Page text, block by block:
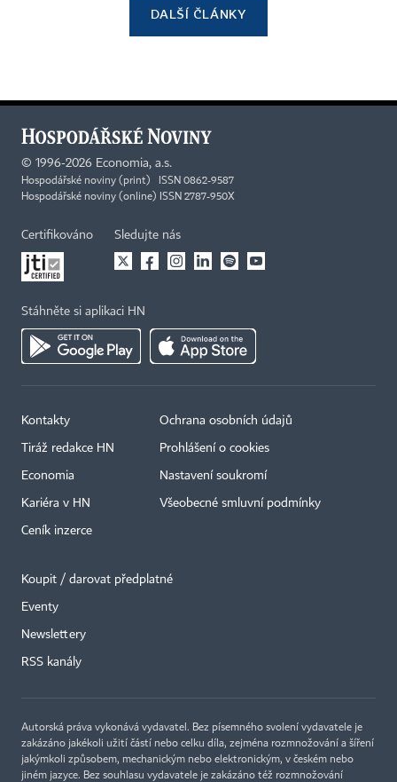
DALŠÍ ČLÁNKY
© 1996-2026 Economia, a.s.
Hospodářské noviny (print) ISSN 0862-9587
Hospodářské noviny (online) ISSN 2787-950X
Certifikováno Sledujte nás
Stáhněte si aplikaci HN
Kontakty
Tiráž redakce HN
Economia
Kariéra v HN
Ceník inzerce
Ochrana osobních údajů
Prohlášení o cookies
Nastavení soukromí
Všeobecné smluvní podmínky
Koupit / darovat předplatné
Eventy
Newslettery
RSS kanály
Autorská práva vykonává vydavatel. Bez písemného svolení vydavatele je
zakázáno jakékoli užití částí nebo celku díla, zejména rozmnožování a šíření
jakýmkoli způsobem, mechanickým nebo elektronickým, v českém nebo
jiném jazyce. Bez souhlasu vydavatele je zakázáno též rozmnožování